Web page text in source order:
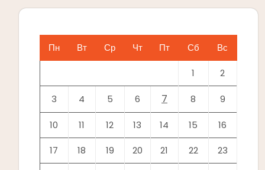
Пн Вт Ср Чт Пт Сб Вс
1 2
3 4 5 6 7 8 9
10 11 12 13 14 15 16
17 18 19 20 21 22 23